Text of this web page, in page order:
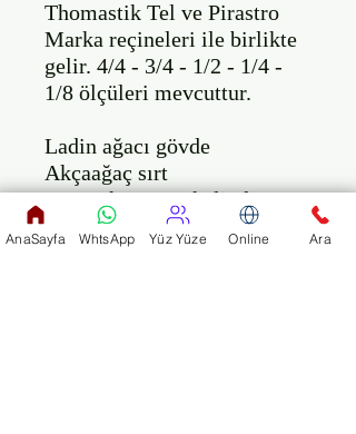
Thomastik Tel ve Pirastro
Marka reçineleri ile birlikte
gelir. 4/4 - 3/4 - 1/2 - 1/4 -
1/8 ölçüleri mevcuttur.
Ladin ağacı gövde
Akçaağaç sırt
Boyun kısmı en kaliteli
materyallerden yapılma...
Abanoz Kuyruk (Wittner
AnaSayfa WhtsApp Yüz Yüze Online Ara